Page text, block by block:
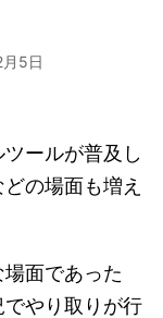
5日
ールが普及し
の場面も増え
面であった
やり取りが行